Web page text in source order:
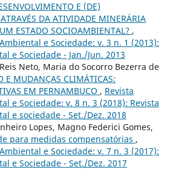
E (DE)
DA ATIVIDADE MINERÁRIA
ESTADO SOCIOAMBIENTAL? ,
e Sociedade: v. 3 n. 1 (2013):
e Sociedade - Jan./Jun. 2013
Neto, Maria do Socorro Bezerra de
E MUDANÇAS CLIMÁTICAS:
EM PERNAMBUCO , Revista
e Sociedade: v. 8 n. 3 (2018): Revista
e sociedade - Set./Dez. 2018
Lopes, Magno Federici Gomes,
para medidas compensatórias ,
e Sociedade: v. 7 n. 3 (2017):
e Sociedade - Set./Dez. 2017